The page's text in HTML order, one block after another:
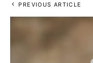
PREVIOUS ARTICLE